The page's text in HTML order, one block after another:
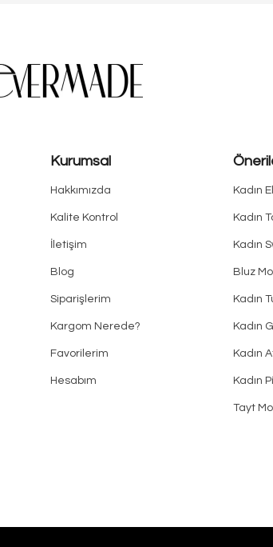
Kurumsal
Hakkımızda
Kalite Kontrol
İletişim
Blog
Siparişlerim
Kargom Nerede?
Favorilerim
Hesabım
Kadın
Kadın
Kadın
Bluz
Kadın
Kadın
Kadın
Kadın
Tayt